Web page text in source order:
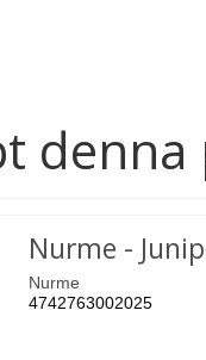
Nurme -
Nurme
4742763002025